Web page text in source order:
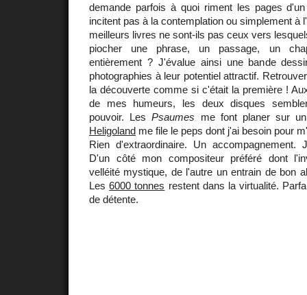
demande parfois à quoi riment les pages
incitent pas à la contemplation ou simplement à
meilleurs livres ne sont-ils pas ceux vers
piocher une phrase, un passage, un
entièrement ? J'évalue ainsi une bande
photographies à leur potentiel attractif.
la découverte comme si c'était la première !
de mes humeurs, les deux disques
pouvoir. LesPsaumes me font planer sur
Heligoland me file le peps dont j'ai besoin pour
Rien d'extraordinaire. Un accompagnement.
D'un côté mon compositeur préféré dont
velléité mystique, de l'autre un entrain de bon
Les6000 tonnes restent dans la virtualité.
de détente.